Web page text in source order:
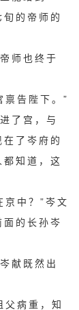
的帝师的
师也终于
告陛下。”
了宫，与
了岑府的
知道，这
中？”岑文
的长孙岑
献既然出
病重，知